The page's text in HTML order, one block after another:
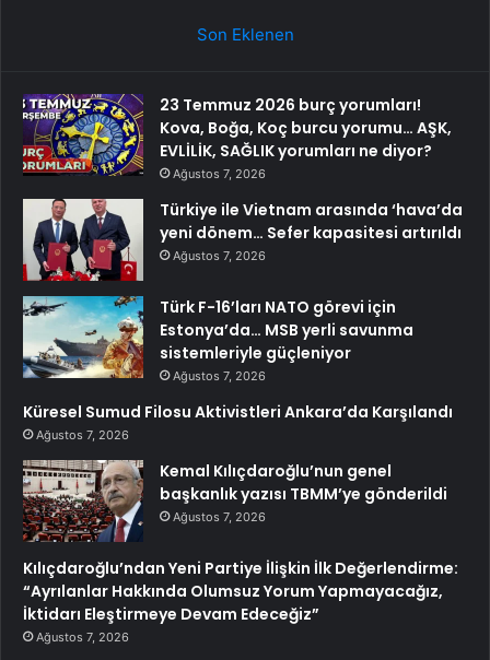
Son Eklenen
23 Temmuz 2026 burç yorumları!
Kova, Boğa, Koç burcu yorumu… AŞK,
EVLİLİK, SAĞLIK yorumları ne diyor?
Ağustos 7, 2026
Türkiye ile Vietnam arasında ‘hava’da
yeni dönem… Sefer kapasitesi artırıldı
Ağustos 7, 2026
Türk F-16’ları NATO görevi için
Estonya’da… MSB yerli savunma
sistemleriyle güçleniyor
Ağustos 7, 2026
Küresel Sumud Filosu Aktivistleri Ankara’da Karşılandı
Ağustos 7, 2026
Kemal Kılıçdaroğlu’nun genel
başkanlık yazısı TBMM’ye gönderildi
Ağustos 7, 2026
Kılıçdaroğlu’ndan Yeni Partiye İlişkin İlk Değerlendirme:
“Ayrılanlar Hakkında Olumsuz Yorum Yapmayacağız,
İktidarı Eleştirmeye Devam Edeceğiz”
Ağustos 7, 2026